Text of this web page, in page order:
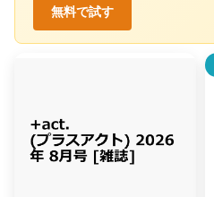
無料で試す